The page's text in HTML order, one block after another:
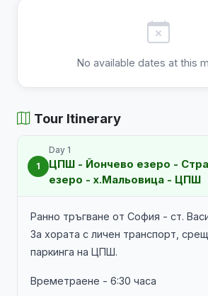
No available dates at this
Tour Itinerary
1
Day 1
ЦПШ - Йончево езеро -
езеро - х.Мальовица - ЦПШ
Ранно тръгване от София - ст.
За хората с личен транспорт,
паркинга на ЦПШ.
Времетраене - 6:30 часа